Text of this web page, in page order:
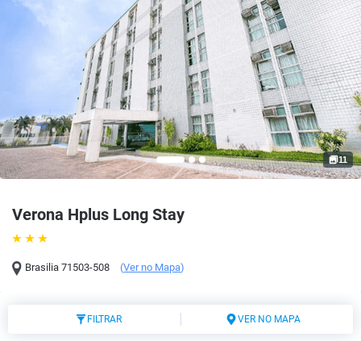
Verona Hplus Long Stay
Brasilia 71503-508 (Ver no Mapa)
11
FILTRAR VER NO MAPA